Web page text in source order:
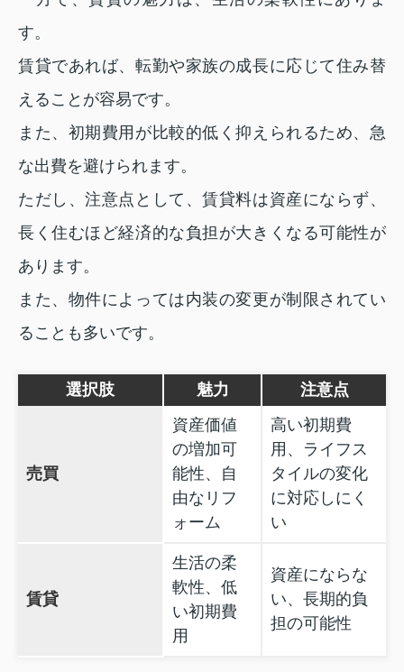
す。
賃貸であれば、転勤や家族の成長に応じて住み替
えることが容易です。
また、初期費用が比較的低く抑えられるため、急
な出費を避けられます。
ただし、注意点として、賃貸料は資産にならず、
長く住むほど経済的な負担が大きくなる可能性が
あります。
また、物件によっては内装の変更が制限されてい
ることも多いです。
選択肢 魅力 注意点
売買
資産価値
の増加可
能性、自
由なリフ
ォーム
高い初期費
用、ライフス
タイルの変化
に対応しにく
い
賃貸
生活の柔
軟性、低
い初期費
用
資産にならな
い、長期的負
担の可能性